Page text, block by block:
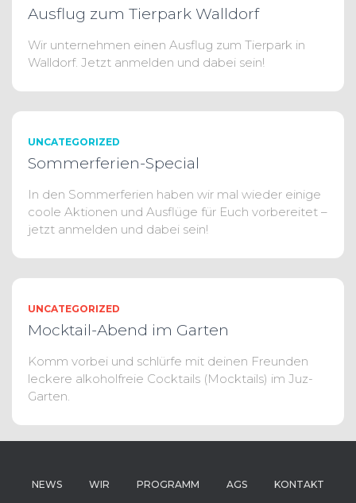
Ausflug zum Tierpark Walldorf
Wir unternehmen einen Ausflug zum Tierpark in
Walldorf. Jetzt anmelden und dabei sein!
UNCATEGORIZED
Sommerferien-Special
In den Sommerferien haben wir mal wieder einige
coole Aktionen und Ausflüge für Euch vorbereitet –
jetzt anmelden und dabei sein!
UNCATEGORIZED
Mocktail-Abend im Garten
Komm vorbei und schlürfe mit deinen Freunden
leckere alkoholfreie Cocktails (Mocktails) im Juz-
Garten.
NEWS WIR PROGRAMM AGS KONTAKT